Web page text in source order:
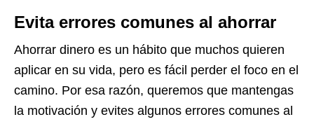
Evita errores comunes al ahorrar
Ahorrar dinero es un hábito que muchos quieren
aplicar en su vida, pero es fácil perder el foco en el
camino. Por esa razón, queremos que mantengas
la motivación y evites algunos errores comunes al